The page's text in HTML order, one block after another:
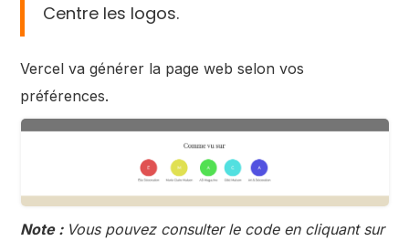
Centre les logos.
Vercel va générer la page web selon vos
préférences.
Note : Vous pouvez consulter le code en cliquant sur